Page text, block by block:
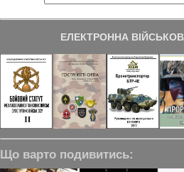
ЕЛЕКТРОННА
Що варто подивитись: